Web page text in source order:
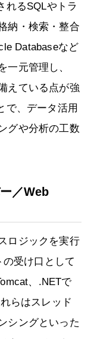
れるSQLやトラ
納・検索・整合
Databaseなど
一元管理し、
えている点が強
で、データ活用
グや分析の工数
／Web
ロジックを実行
受け口として
、.NETで
らはスレッド
シングといった